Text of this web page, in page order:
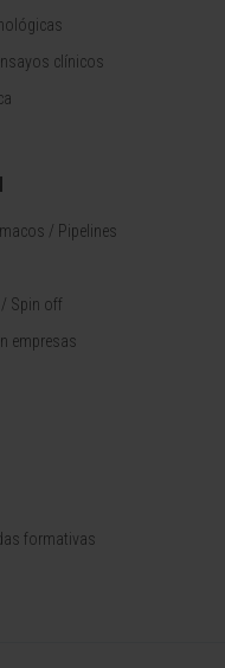
clínicos
/ Pipelines
Spin off
empresas
formativas